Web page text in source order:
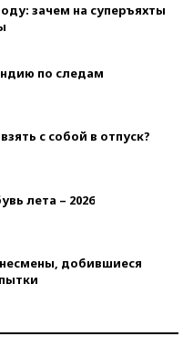
зачем на суперъяхты
по следам
с собой в отпуск?
лета – 2026
добившиеся